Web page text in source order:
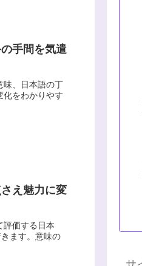
手間を気遣
味、日本語の丁
化をわかりやす
え魅力に変
評価する日本
ます。意味の